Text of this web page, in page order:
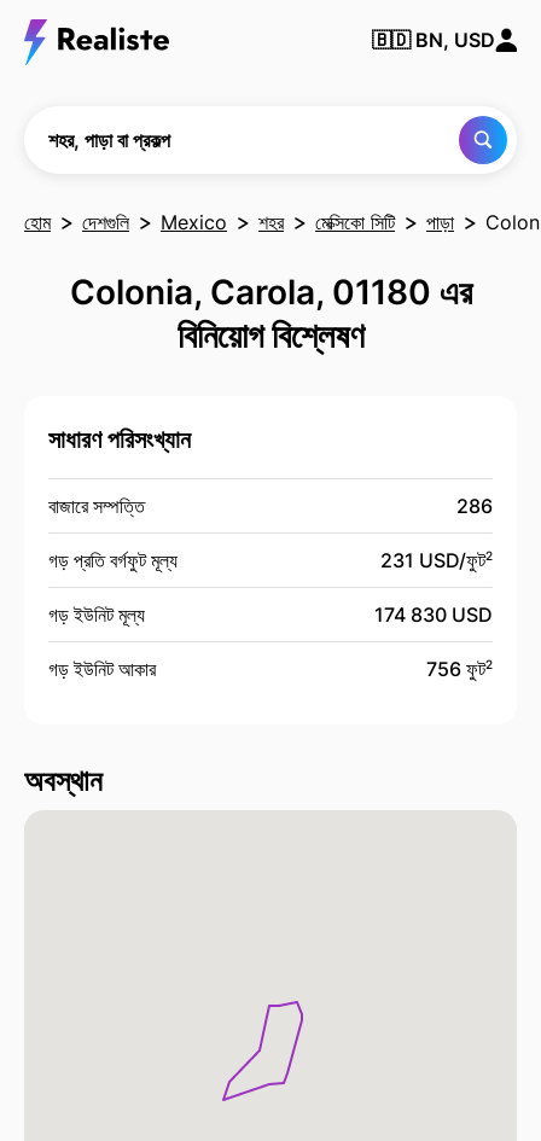
🇧🇩 BN, USD
শহর, পাড়া বা প্রকল্প
হোম দেশগুলি Mexico শহর মেক্সিকো সিটি পাড়া
Colonia, Carola, 01180 এর
বিনিয়োগ বিশ্লেষণ
সাধারণ পরিসংখ্যান
বাজারে সম্পত্তি 286
গড় প্রতি বর্গফুট মূল্য 231 USD/ফুট2
গড় ইউনিট মূল্য 174 830 USD
গড় ইউনিট আকার 756 ফুট2
অবস্থান